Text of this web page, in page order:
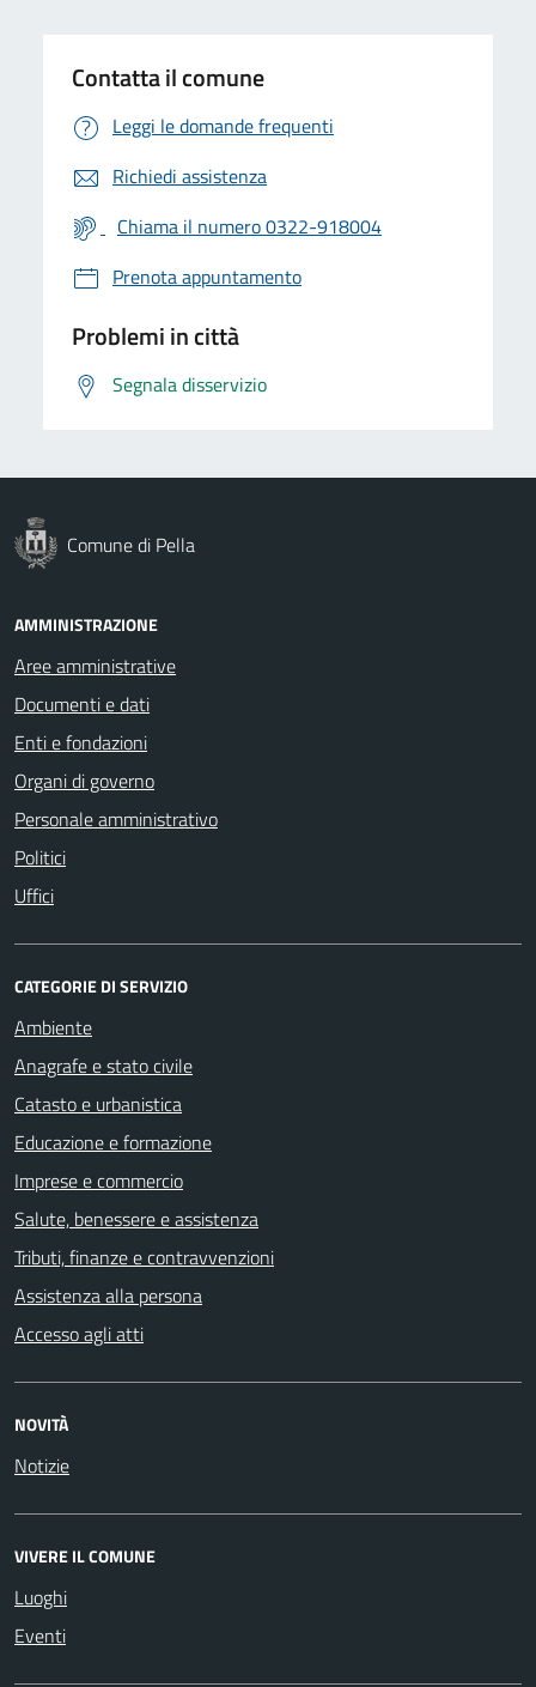
Contatta il comune
Leggi le domande frequenti
Richiedi assistenza
Chiama il numero 0322-918004
Prenota appuntamento
Problemi in città
Segnala disservizio
Comune di Pella
AMMINISTRAZIONE
Aree amministrative
Documenti e dati
Enti e fondazioni
Organi di governo
Personale amministrativo
Politici
Uffici
CATEGORIE DI SERVIZIO
Ambiente
Anagrafe e stato civile
Catasto e urbanistica
Educazione e formazione
Imprese e commercio
Salute, benessere e assistenza
Tributi, finanze e contravvenzioni
Assistenza alla persona
Accesso agli atti
NOVITÀ
Notizie
VIVERE IL COMUNE
Luoghi
Eventi